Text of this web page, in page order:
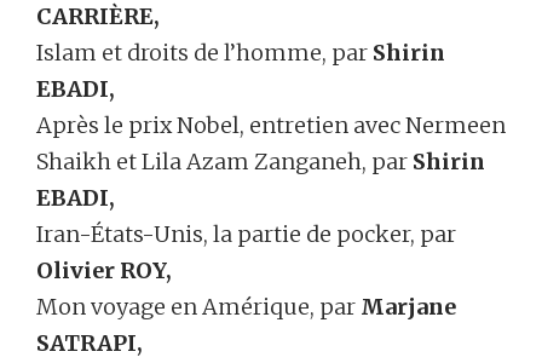
CARRIÈRE,
Islam et droits de l’homme, par Shirin
EBADI,
Après le prix Nobel, entretien avec Nermeen
Shaikh et Lila Azam Zanganeh, par Shirin
EBADI,
Iran-États-Unis, la partie de pocker, par
Olivier ROY,
Mon voyage en Amérique, par Marjane
SATRAPI,